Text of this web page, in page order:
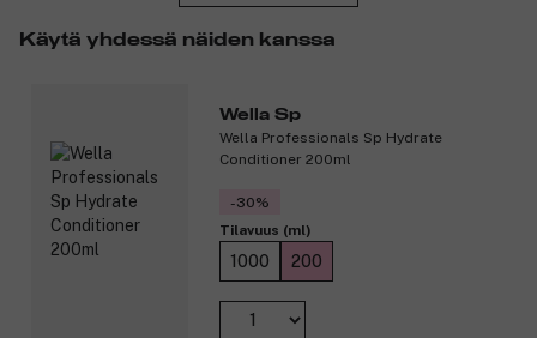
Käytä yhdessä näiden kanssa
Wella Sp
Wella Professionals Sp Hydrate
Conditioner 200ml
-30%
Tilavuus (ml)
1000 200